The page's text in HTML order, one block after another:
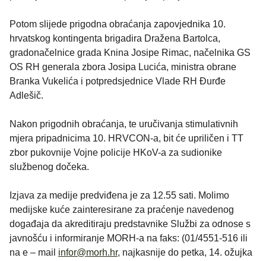
Potom slijede prigodna obraćanja zapovjednika 10.
hrvatskog kontingenta brigadira Dražena Bartolca,
gradonačelnice grada Knina Josipe Rimac, načelnika GS
OS RH generala zbora Josipa Lucića, ministra obrane
Branka Vukelića i potpredsjednice Vlade RH Đurđe
Adlešič.
Nakon prigodnih obraćanja, te uručivanja stimulativnih
mjera pripadnicima 10. HRVCON-a, bit će upriličen i TT
zbor pukovnije Vojne policije HKoV-a za sudionike
službenog dočeka.
Izjava za medije predviđena je za 12.55 sati. Molimo
medijske kuće zainteresirane za praćenje navedenog
događaja da akreditiraju predstavnike Službi za odnose s
javnošću i informiranje MORH-a na faks: (01/4551-516 ili
na e – mail infor@morh.hr, najkasnije do petka, 14. ožujka